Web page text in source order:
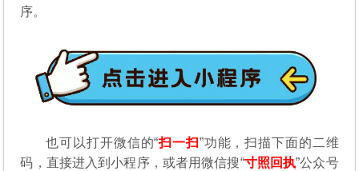
序。
也可以打开微信的“扫一扫”功能，扫描下面的二维
码，直接进入到小程序，或者用微信搜“寸照回执”公众号